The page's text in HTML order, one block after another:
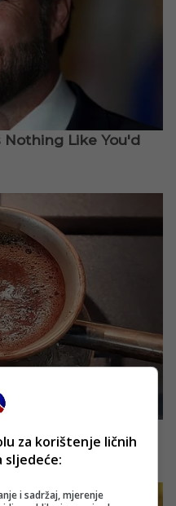
za korištenje ličnih
sljedeće:
i sadržaj, mjerenje